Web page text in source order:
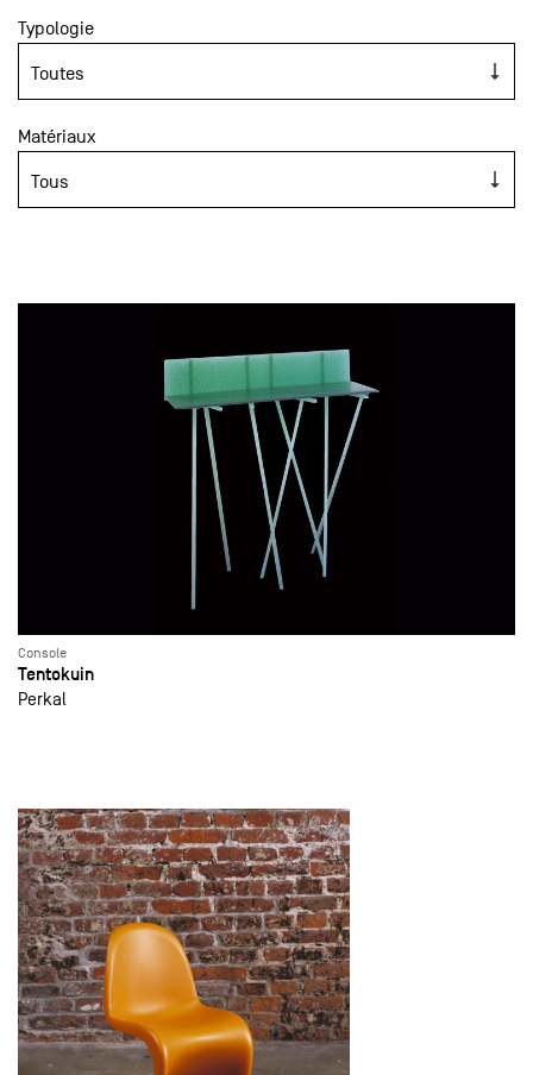
Typologie
Matériaux
Console
Tentokuin
Perkal